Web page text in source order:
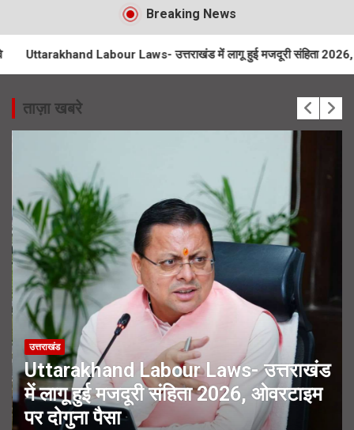
Breaking News
Labour Laws- उत्तराखंड में लागू हुई मजदूरी संहिता 2026, ओवरटाइम पर
ताज़ा खबरे
उत्तराखंड
Uttarakhand Labour Laws- उत्तराखंड
में लागू हुई मजदूरी संहिता 2026, ओवरटाइम
पर दोगुना पैसा